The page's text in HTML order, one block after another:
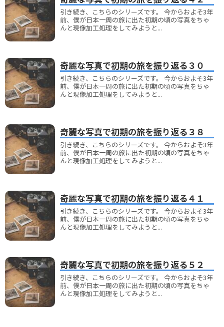
引き続き、こちらのシリーズです。 今からおよそ3年
前、僕が日本一周の旅に出た初期の頃の写真をちゃ
んと現像加工処理をしてみようと...
奇麗な写真で初期の旅を振り返る３０
引き続き、こちらのシリーズです。 今からおよそ3年
前、僕が日本一周の旅に出た初期の頃の写真をちゃ
んと現像加工処理をしてみようと...
奇麗な写真で初期の旅を振り返る３８
引き続き、こちらのシリーズです。 今からおよそ3年
前、僕が日本一周の旅に出た初期の頃の写真をちゃ
んと現像加工処理をしてみようと...
奇麗な写真で初期の旅を振り返る４１
引き続き、こちらのシリーズです。 今からおよそ3年
前、僕が日本一周の旅に出た初期の頃の写真をちゃ
んと現像加工処理をしてみようと...
奇麗な写真で初期の旅を振り返る５２
引き続き、こちらのシリーズです。 今からおよそ3年
前、僕が日本一周の旅に出た初期の頃の写真をちゃ
んと現像加工処理をしてみようと...